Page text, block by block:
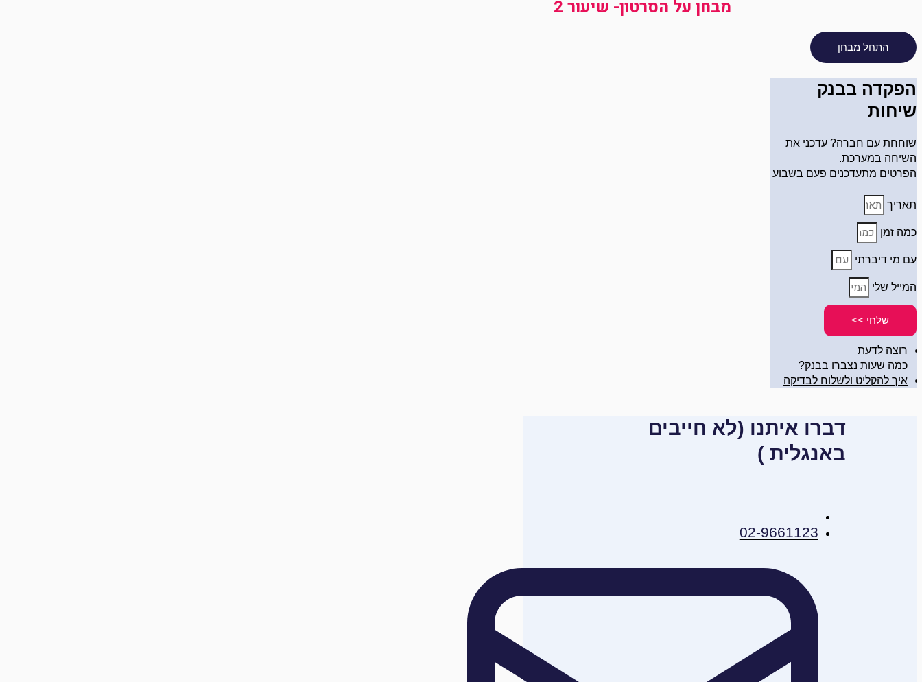
מבחן על הסרטון- שיעור 2
הפקדה בבנק
שיחות
שוחחת עם חברה? עדכני את
השיחה במערכת.
הפרטים מתעדכנים פעם בשבוע
תאריך
כמה זמן
עם מי דיברתי
המייל שלי
שלחי >>
רוצה לדעת
כמה שעות נצברו בבנק?
איך להקליט ולשלוח לבדיקה
דברו איתנו (לא חייבים
באנגלית )
02-9661123